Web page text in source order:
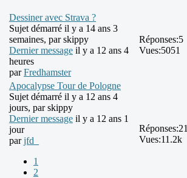
Dessiner avec Strava ?
Sujet démarré il y a 14 ans 3
semaines, parskippy
Dernier message il y a 12 ans 4
heures
parFredhamster
Réponses:5
Vues:5051
Apocalypse Tour de Pologne
Sujet démarré il y a 12 ans 4
jours, parskippy
Dernier message il y a 12 ans 1
jour
parjfd_
1
2
Réponses:21
Vues:11.2k